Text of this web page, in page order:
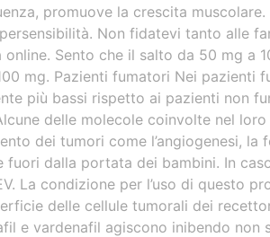
promuove la crescita
Non fidatevi tanto alle
Sento che il salto da 50 mg a
mg. Pazienti fumatori Nei
più bassi rispetto ai pazienti non
delle molecole coinvolte nel
dei tumori come l’angiogenesi,
fuori dalla portata dei bambini. In
La condizione per l’uso di questo
delle cellule tumorali dei
e vardenafil agiscono inibendo non